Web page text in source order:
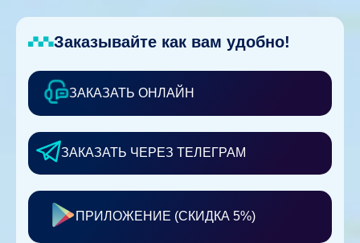
Заказывайте как вам удобно!
ЗАКАЗАТЬ ОНЛАЙН
ЗАКАЗАТЬ ЧЕРЕЗ ТЕЛЕГРАМ
ПРИЛОЖЕНИЕ (СКИДКА 5%)